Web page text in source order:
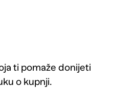
ti pomaže donijeti
o kupnji.